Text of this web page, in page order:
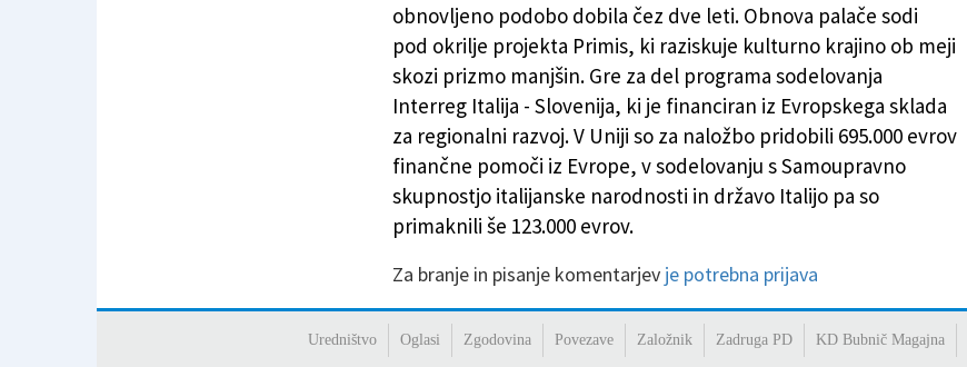
obnovljeno podobo dobila čez dve leti. Obnova palače sodi
pod okrilje projekta Primis, ki raziskuje kulturno krajino ob meji
skozi prizmo manjšin. Gre za del programa sodelovanja
Interreg Italija - Slovenija, ki je financiran iz Evropskega sklada
za regionalni razvoj. V Uniji so za naložbo pridobili 695.000 evrov
finančne pomoči iz Evrope, v sodelovanju s Samoupravno
skupnostjo italijanske narodnosti in državo Italijo pa so
primaknili še 123.000 evrov.
Za branje in pisanje komentarjev je potrebna prijava
Uredništvo Oglasi Zgodovina Povezave Založnik Zadruga PD KD Bubnič Magajna